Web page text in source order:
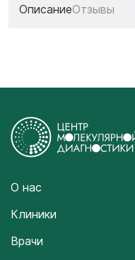
ОписаниеОтзывы
О нас
Клиники
Врачи